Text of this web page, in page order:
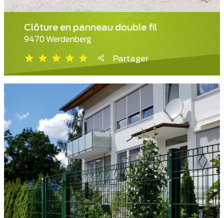
Clôture en panneau double fil
9470 Werdenberg
Partager